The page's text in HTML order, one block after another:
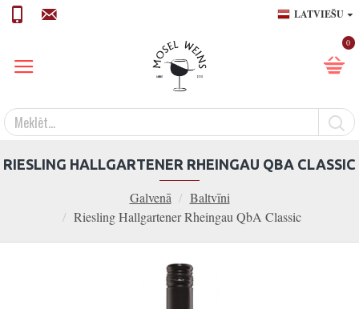
LATVIEŠU
0
Galvenā
Baltvīni
Riesling Hallgartener Rheingau QbA Classic
RIESLING HALLGARTENER RHEINGAU QBA CLASSIC